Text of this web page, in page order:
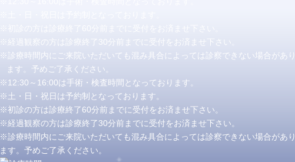
※経過観察の方は診療終了30分前までに受付をお済ませ下さい。
※診療時間内にご来院いただいても混み具合によっては診察できない場合があり
ます。予めご了承ください。
※12:30～16:00は手術・検査時間となっております。
※土・日・祝日は予約制となっております。
※初診の方は診療終了60分前までに受付をお済ませ下さい。
※経過観察の方は診療終了30分前までに受付をお済ませ下さい。
※診療時間内にご来院いただいても混み具合によっては診察できない場合があり
ます。予めご了承ください。